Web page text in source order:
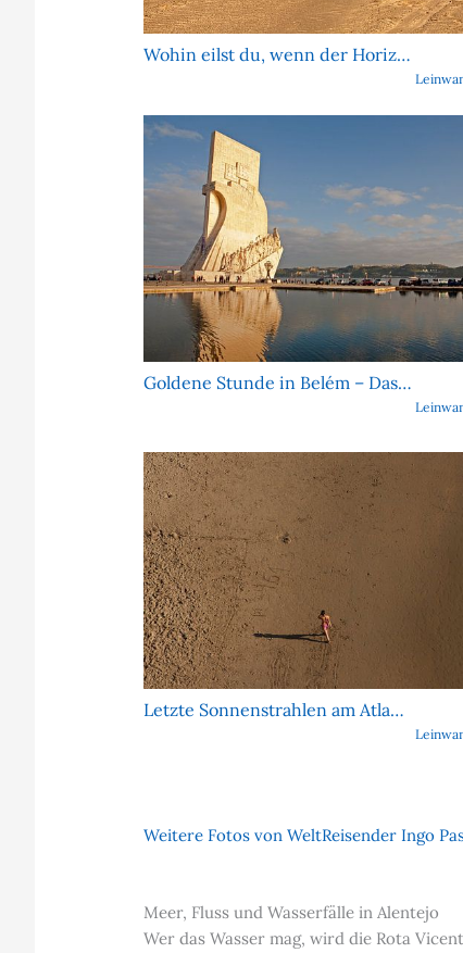
Wohin eilst du, wenn der Horizont sich nie nähert?
Goldene Stunde in Belém – Das Denkmal der Entdeckungen
Letzte Sonnenstrahlen am Atlantik
Weitere Fotos von WeltReisender Ingo
Meer, Fluss und Wasserfälle in Alentejo
Wer das Wasser mag, wird die Rota